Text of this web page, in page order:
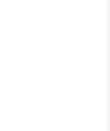
rammerne for Danmarks